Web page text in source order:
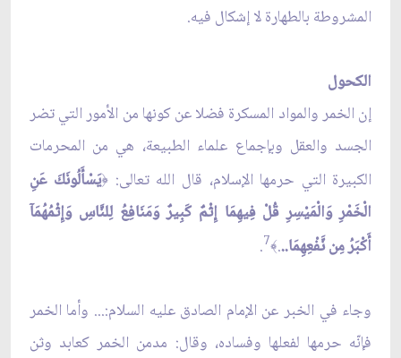
المشروطة بالطهارة لا إشكال فيه.
الكحول
إن الخمر والمواد المسكرة فضلا عن كونها من الأمور التي تضر
الجسد والعقل وبإجماع علماء الطبيعة، هي من المحرمات
الكبيرة التي حرمها الإسلام، قال الله تعالى: ﴿يَسْأَلُونَكَ عَنِ
الْخَمْرِ وَالْمَيْسِرِ قُلْ فِيهِمَا إِثْمٌ كَبِيرٌ وَمَنَافِعُ لِلنَّاسِ وَإِثْمُهُمَآ
أَكْبَرُ مِن نَّفْعِهِمَا...﴾7
.
وجاء في الخبر عن الإمام الصادق عليه السلام:... وأما الخمر
فإنّه حرمها لفعلها وفساده، وقال: مدمن الخمر كعابد وثن